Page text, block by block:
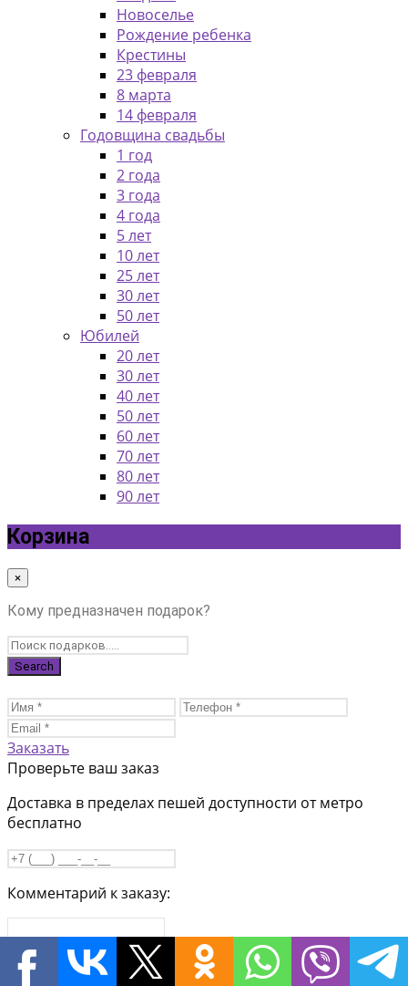
Новоселье
Рождение ребенка
Крестины
23 февраля
8 марта
14 февраля
Годовщина свадьбы
1 год
2 года
3 года
4 года
5 лет
10 лет
25 лет
30 лет
50 лет
Юбилей
20 лет
30 лет
40 лет
50 лет
60 лет
70 лет
80 лет
90 лет
Корзина
×
Кому предназначен подарок?
Заказать
Проверьте ваш заказ
Доставка в пределах пешей доступности от метро
бесплатно
Комментарий к заказу:
Заказать